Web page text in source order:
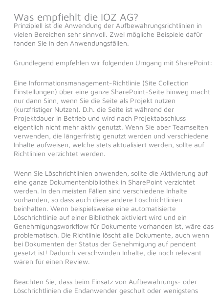
Was empfiehlt die IOZ AG?
Prinzipiell ist die Anwendung der Aufbewahrungsrichtlinien in
vielen Bereichen sehr sinnvoll. Zwei mögliche Beispiele dafür
fanden Sie in den Anwendungsfällen.
Grundlegend empfehlen wir folgenden Umgang mit SharePoint:
Eine Informationsmanagement-Richtlinie (Site Collection
Einstellungen) über eine ganze SharePoint-Seite hinweg macht
nur dann Sinn, wenn Sie die Seite als Projekt nutzen
(kurzfristiger Nutzen). D.h. die Seite ist während der
Projektdauer in Betrieb und wird nach Projektabschluss
eigentlich nicht mehr aktiv genutzt. Wenn Sie aber Teamseiten
verwenden, die längerfristig genutzt werden und verschiedene
Inhalte aufweisen, welche stets aktualisiert werden, sollte auf
Richtlinien verzichtet werden.
Wenn Sie Löschrichtlinien anwenden, sollte die Aktivierung auf
eine ganze Dokumentenbibliothek in SharePoint verzichtet
werden. In den meisten Fällen sind verschiedene Inhalte
vorhanden, so dass auch diese andere Löschrichtlinien
beinhalten. Wenn beispielsweise eine automatisierte
Löschrichtlinie auf einer Bibliothek aktiviert wird und ein
Genehmigungsworkflow für Dokumente vorhanden ist, wäre das
problematisch. Die Richtlinie löscht alle Dokumente, auch wenn
bei Dokumenten der Status der Genehmigung auf pendent
gesetzt ist! Dadurch verschwinden Inhalte, die noch relevant
wären für einen Review.
Beachten Sie, dass beim Einsatz von Aufbewahrungs- oder
Löschrichtlinien die Endanwender geschult oder wenigstens